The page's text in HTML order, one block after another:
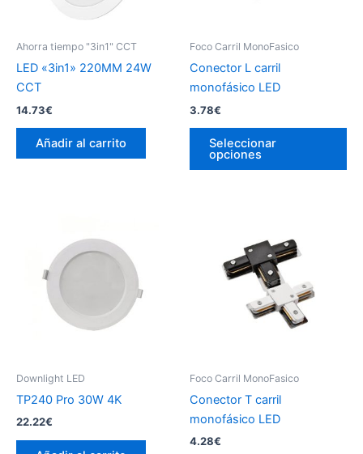
Ahorra tiempo "3in1" CCT
LED «3in1» 220MM 24W
CCT
14.73€
Añadir al carrito
Foco Carril MonoFasico
Conector L carril
monofásico LED
3.78€
Seleccionar
opciones
Downlight LED
TP240 Pro 30W 4K
22.22€
Foco Carril MonoFasico
Conector T carril
monofásico LED
4.28€